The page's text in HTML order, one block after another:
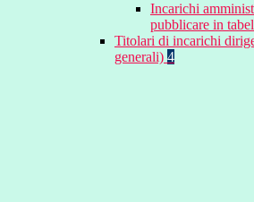
Incarichi
pubblicare in
Titolari di incarichi
generali) 4